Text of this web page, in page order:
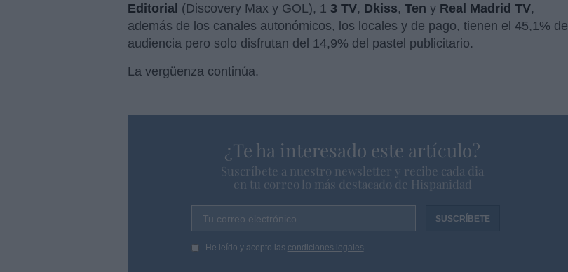
Editorial (Discovery Max y GOL), 1 3 TV, Dkiss, Ten y Real Madrid TV,
además de los canales autonómicos, los locales y de pago, tienen el 45,1% de
audiencia pero solo disfrutan del 14,9% del pastel publicitario.
La vergüenza continúa.
¿Te ha interesado este artículo?
Suscríbete a nuestro newsletter y recibe cada dia
en tu correo lo más destacado de Hispanidad
Tu correo electrónico...
He leído y acepto las condiciones legales